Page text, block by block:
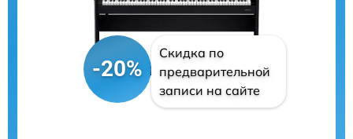
-20%
Скидка по
предварительной
записи на сайте